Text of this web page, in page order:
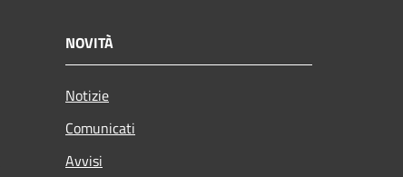
NOVITÀ
Notizie
Comunicati
Avvisi